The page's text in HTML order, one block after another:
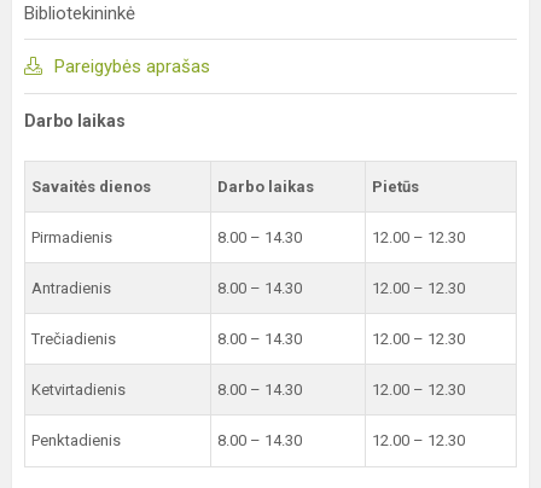
Bibliotekininkė
Pareigybės aprašas
Darbo laikas
Savaitės dienos Darbo laikas Pietūs
Pirmadienis 8.00 – 14.30 12.00 – 12.30
Antradienis 8.00 – 14.30 12.00 – 12.30
Trečiadienis 8.00 – 14.30 12.00 – 12.30
Ketvirtadienis 8.00 – 14.30 12.00 – 12.30
Penktadienis 8.00 – 14.30 12.00 – 12.30